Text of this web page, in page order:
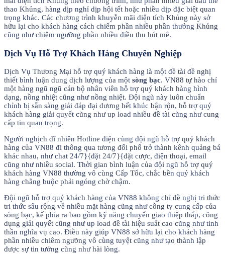
thao Khủng, hàng dịp nghỉ dịp hội tết hoặc nhiều dịp đặc biệt quan
trọng khác. Các chương trình khuyễn mãi diện tích Khủng này sở
hữu lại cho khách hàng cách chiếm phần nhiều phần thưởng Khủng
cũng như chiêm ngưỡng phần nhiều điều thu hút mê.
Dịch Vụ Hỗ Trợ Khách Hàng Chuyên Nghiệp
Dịch Vụ Thương Mại hỗ trợ quý khách hàng là một đề tài đề nghị
thiết bình luận dung dịch lượng của một sòng bạc. VN88 tự hào chỉ
một hàng ngũ ngũ cán bộ nhân viên hỗ trợ quý khách hàng hình
dạng, nồng nhiệt cũng như nồng nhiệt. Đội ngũ này luôn chuẩn
chỉnh bị sẵn sàng giải đáp đại dương hết khúc bận rộn, hỗ trợ quý
khách hàng giải quyết cũng như up load nhiều đề tài cũng như cung
cấp tin quan trọng.
Người nghịch dĩ nhiên Hotline điện cùng đội ngũ hỗ trợ quý khách
hàng của VN88 đi thông qua tương đối phổ trở thành kênh quảng bá
khác nhau, như chat 24/7}{đặt 24/7}{đặt cược, điện thoại, email
cũng như nhiều social. Thời gian bình luận của đội ngũ hỗ trợ quý
khách hàng VN88 thường vô cùng Cấp Tốc, chắc bền quý khách
hàng chẳng buộc phải ngóng chờ chậm.
Đội ngũ hỗ trợ quý khách hàng của VN88 không chỉ đề nghị tri thức
tri thức sâu rộng về nhiều mặt hàng cũng như công ty cung cấp của
sòng bạc, kế phía ra bao gồm kỹ năng chuyển giao thiệp thấp, công
dụng giải quyết cũng như up load đề tài hiệu suất cao cũng như tinh
thần nghĩa vụ cao. Điều này giúp VN88 sở hữu lại cho khách hàng
phần nhiều chiêm ngưỡng vô cùng tuyệt cũng như tạo thành lập
được sự tin tưởng cũng như hài lòng.